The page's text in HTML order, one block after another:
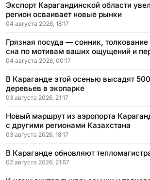
Экспорт Карагандинской области
регион осваивает новые рынки
04 августа 2026, 18:17
Грязная посуда — сонник,
сна по мотивам ваших ощущений и
04 августа 2026, 00:17
В Караганде этой осенью высадят
деревьев в экопарке
03 августа 2026, 21:17
Новый маршрут из аэропорта
с другими регионами Казахстана
03 августа 2026, 18:17
В Караганде обновляют
02 августа 2026, 21:57